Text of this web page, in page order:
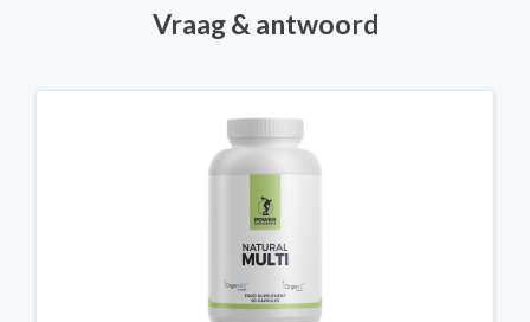
Vraag & antwoord